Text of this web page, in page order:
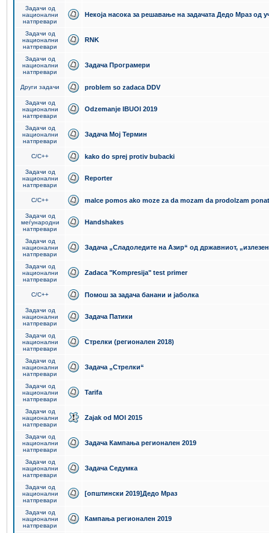
Задачи од
национални
натпревари
Некоја насока за решавање на задачата Дедо Мраз од
Задачи од
национални
натпревари
RNK
Задачи од
национални
натпревари
Задача Програмери
Други задачи problem so zadaca DDV
Задачи од
национални
натпревари
Odzemanje IBUOI 2019
Задачи од
национални
натпревари
Задача Мој Термин
C/C++ kako do sprej protiv bubacki
Задачи од
национални
натпревари
Reporter
C/C++ malce pomos ako moze za da mozam da prodolzam
Задачи од
меѓународни
натпревари
Handshakes
Задачи од
национални
натпревари
Задача „Сладоледите на Азир“ од државниот,
Задачи од
национални
натпревари
Zadaca "Kompresija" test primer
C/C++ Помош за задача банани и јаболка
Задачи од
национални
натпревари
Задача Патики
Задачи од
национални
натпревари
Стрелки (регионален 2018)
Задачи од
национални
натпревари
Задача „Стрелки“
Задачи од
национални
натпревари
Tarifa
Задачи од
национални
натпревари
Zajak od MOI 2015
Задачи од
национални
натпревари
Задача Кампања регионален 2019
Задачи од
национални
натпревари
Задача Седумка
Задачи од
национални
натпревари
[општински 2019]Дедо Мраз
Задачи од
национални
натпревари
Кампања регионален 2019